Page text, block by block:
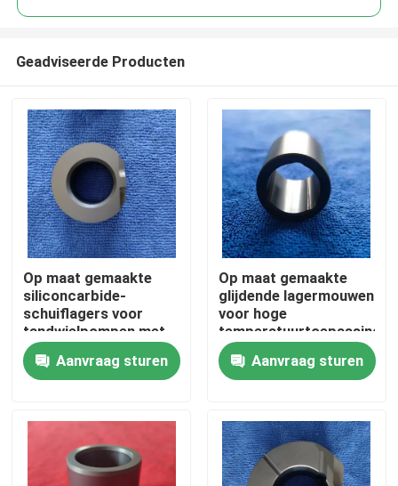
Huis
Producten
Over ons
Geadviseerde Producten
Op maat gemaakte
siliconcarbide-
schuiflagers voor
tandwielpompen met
maximale temperatuur
van 1650 °C en
corrosiebestendigheid
Aanvraag sturen
Op maat gemaakte
glijdende lagermouwen
voor hoge
temperatuurtoepassingen
Aanvraag sturen